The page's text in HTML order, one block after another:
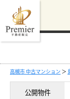
高槻市 中古マンション ＞
公開物件